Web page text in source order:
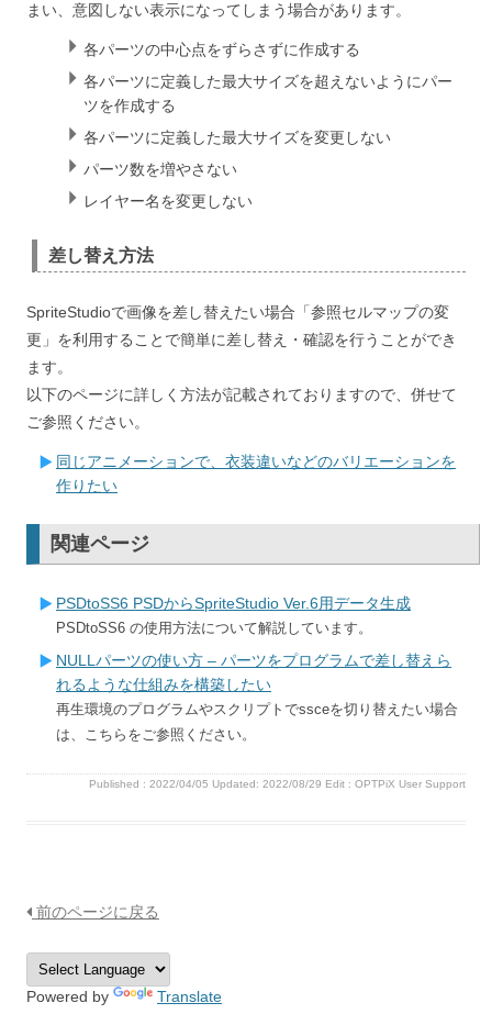
まい、意図しない表示になってしまう場合があります。
各パーツの中心点をずらさずに作成する
各パーツに定義した最大サイズを超えないようにパー
ツを作成する
各パーツに定義した最大サイズを変更しない
パーツ数を増やさない
レイヤー名を変更しない
差し替え方法
SpriteStudioで画像を差し替えたい場合「参照セルマップの変
更」を利用することで簡単に差し替え・確認を行うことができ
ます。
以下のページに詳しく方法が記載されておりますので、併せて
ご参照ください。
同じアニメーションで、衣装違いなどのバリエーションを
作りたい
関連ページ
PSDtoSS6 PSDからSpriteStudio Ver.6用データ生成
PSDtoSS6 の使用方法について解説しています。
NULLパーツの使い方 – パーツをプログラムで差し替えら
れるような仕組みを構築したい
再生環境のプログラムやスクリプトでssceを切り替えたい場合
は、こちらをご参照ください。
Published : 2022/04/05 Updated: 2022/08/29 Edit : OPTPiX User Support
前のページに戻る
Powered by Translate